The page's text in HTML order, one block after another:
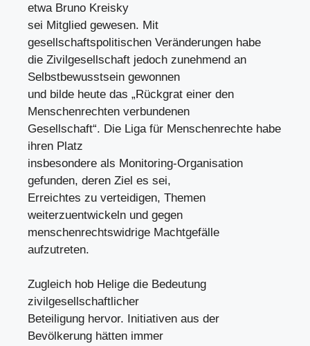
etwa Bruno Kreisky
sei Mitglied gewesen. Mit
gesellschaftspolitischen Veränderungen habe
die Zivilgesellschaft jedoch zunehmend an
Selbstbewusstsein gewonnen
und bilde heute das „Rückgrat einer den
Menschenrechten verbundenen
Gesellschaft“. Die Liga für Menschenrechte habe
ihren Platz
insbesondere als Monitoring-Organisation
gefunden, deren Ziel es sei,
Erreichtes zu verteidigen, Themen
weiterzuentwickeln und gegen
menschenrechtswidrige Machtgefälle
aufzutreten.
Zugleich hob Helige die Bedeutung
zivilgesellschaftlicher
Beteiligung hervor. Initiativen aus der
Bevölkerung hätten immer